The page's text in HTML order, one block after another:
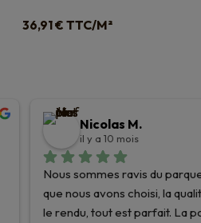
36,91€ TTC/M²
Nicolas M.
il y a 10 mois
Nous sommes ravis du
que nous avons choisi, la
le rendu, tout est parfait. La